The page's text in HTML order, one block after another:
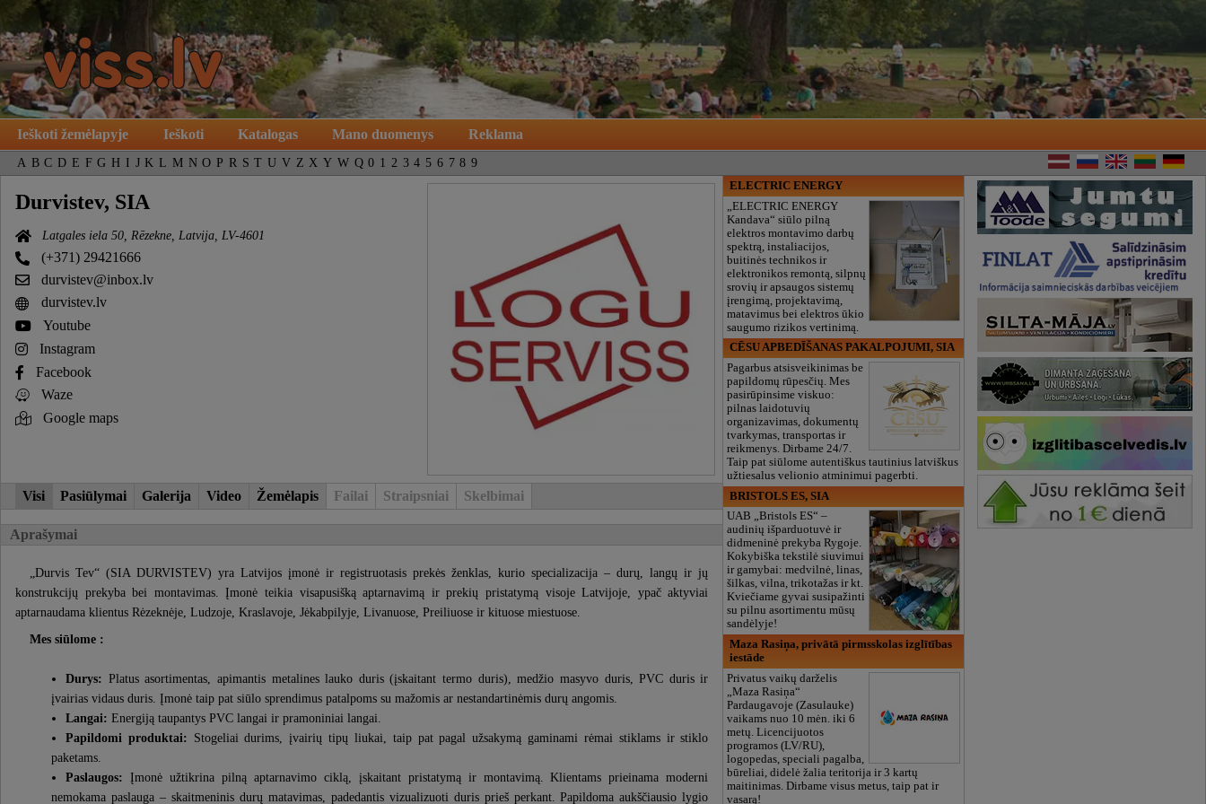
Ieškoti žemėlapyje Ieškoti Katalogas Mano duomenys Reklama
A B C D E F G H I J K L M N O P R S T U V Z X Y W Q 0 1 2 3 4 5 6 7 8 9
Durvistev, SIA
Latgales iela 50, Rēzekne, Latvija, LV-4601
(+371) 29421666
durvistev@inbox.lv
durvistev.lv
Youtube
Instagram
Facebook
Waze
Google maps
Visi Pasiūlymai Galerija Video Žemėlapis Failai Straipsniai Skelbimai
Aprašymai
„Durvis Tev“ (SIA DURVISTEV) yra Latvijos įmonė ir registruotasis prekės ženklas, kurio specializacija – durų, langų ir jų
konstrukcijų prekyba bei montavimas. Įmonė teikia visapusišką aptarnavimą ir prekių pristatymą visoje Latvijoje, ypač aktyviai
aptarnaudama klientus Rėzeknėje, Ludzoje, Kraslavoje, Jėkabpilyje, Livanuose, Preiliuose ir kituose miestuose.
Mes siūlome :
Durys: Platus asortimentas, apimantis metalines lauko duris (įskaitant termo duris), medžio masyvo duris, PVC duris ir
įvairias vidaus duris. Įmonė taip pat siūlo sprendimus patalpoms su mažomis ar nestandartinėmis durų angomis.
Langai: Energiją taupantys PVC langai ir pramoniniai langai.
Papildomi produktai: Stogeliai durims, įvairių tipų liukai, taip pat pagal užsakymą gaminami rėmai stiklams ir stiklo
paketams.
Paslaugos: Įmonė užtikrina pilną aptarnavimo ciklą, įskaitant pristatymą ir montavimą. Klientams prieinama moderni
nemokama paslauga – skaitmeninis durų matavimas, padedantis vizualizuoti duris prieš perkant. Papildoma aukščiausio lygio
ELECTRIC ENERGY
„ELECTRIC ENERGY
Kandava“ siūlo pilną
elektros montavimo darbų
spektrą, instaliacijos,
buitinės technikos ir
elektronikos remontą, silpnų
srovių ir apsaugos sistemų
įrengimą, projektavimą,
matavimus bei elektros ūkio
saugumo rizikos vertinimą.
CĒSU APBEDĪŠANAS PAKALPOJUMI, SIA
Pagarbus atsisveikinimas be
papildomų rūpesčių. Mes
pasirūpinsime viskuo:
pilnas laidotuvių
organizavimas, dokumentų
tvarkymas, transportas ir
reikmenys. Dirbame 24/7.
Taip pat siūlome autentiškus tautinius latviškus
užtiesalus velionio atminimui pagerbti.
BRISTOLS ES, SIA
UAB „Bristols ES“ –
audinių išparduotuvė ir
didmeninė prekyba Rygoje.
Kokybiška tekstilė siuvimui
ir gamybai: medvilnė, linas,
šilkas, vilna, trikotažas ir kt.
Kviečiame gyvai susipažinti
su pilnu asortimentu mūsų
sandėlyje!
Maza Rasiņa, privātā pirmsskolas izglītības
iestāde
Privatus vaikų darželis
„Maza Rasiņa“
Pardaugavoje (Zasulauke)
vaikams nuo 10 mėn. iki 6
metų. Licencijuotos
programos (LV/RU),
logopedas, speciali pagalba,
būreliai, didelė žalia teritorija ir 3 kartų
maitinimas. Dirbame visus metus, taip pat ir
vasarą!